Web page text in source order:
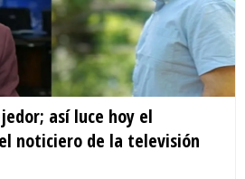
así luce hoy el
noticiero de la televisión